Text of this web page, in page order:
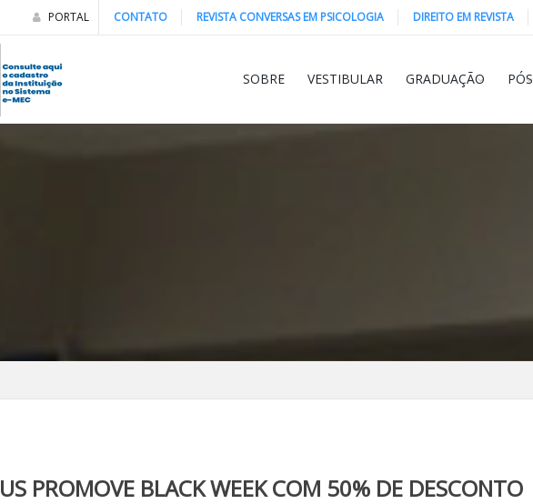
PORTAL CONTATO REVISTA CONVERSAS EM PSICOLOGIA DIREITO EM REVISTA
SOBRE VESTIBULAR GRADUAÇÃO PÓS
PROMOVE BLACK WEEK COM 50% DE DESCONTO